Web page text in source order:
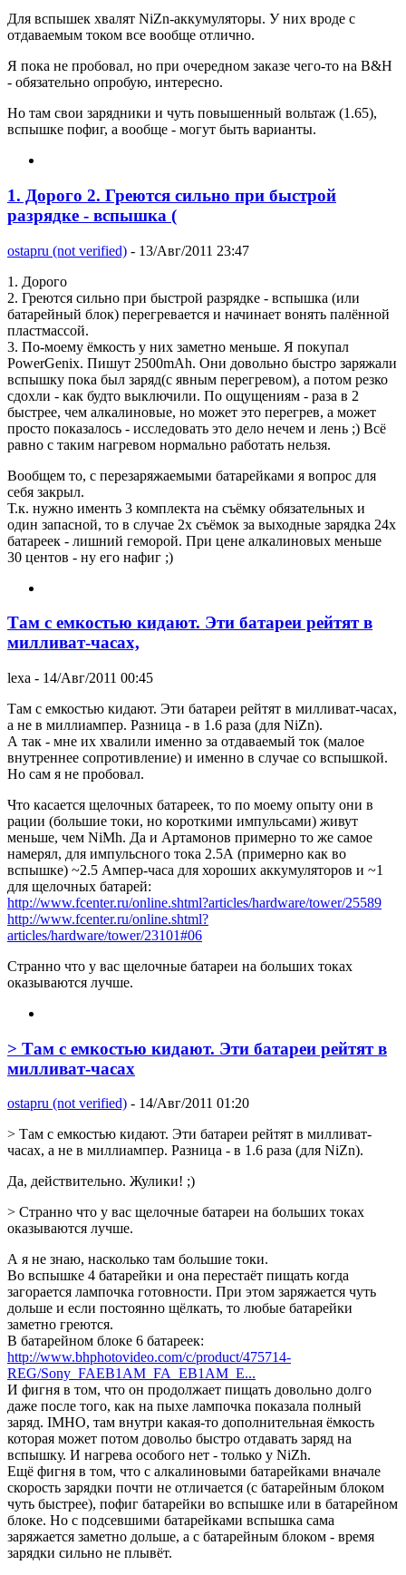
Для вспышек хвалят NiZn-аккумуляторы. У них вроде с
отдаваемым током все вообще отлично.
Я пока не пробовал, но при очередном заказе чего-то на B&H
- обязательно опробую, интересно.
Но там свои зарядники и чуть повышенный вольтаж (1.65),
вспышке пофиг, а вообще - могут быть варианты.
1. Дорого 2. Греются сильно при быстрой
разрядке - вспышка (
ostapru (not verified) - 13/Авг/2011 23:47
1. Дорого
2. Греются сильно при быстрой разрядке - вспышка (или
батарейный блок) перегревается и начинает вонять палённой
пластмассой.
3. По-моему ёмкость у них заметно меньше. Я покупал
PowerGenix. Пишут 2500mAh. Они довольно быстро заряжали
вспышку пока был заряд(с явным перегревом), а потом резко
сдохли - как будто выключили. По ощущениям - раза в 2
быстрее, чем алкалиновые, но может это перегрев, а может
просто показалось - исследовать это дело нечем и лень ;) Всё
равно с таким нагревом нормально работать нельзя.
Вообщем то, с перезаряжаемыми батарейками я вопрос для
себя закрыл.
Т.к. нужно именть 3 комплекта на съёмку обязательных и
один запасной, то в случае 2х съёмок за выходные зарядка 24х
батареек - лишний геморой. При цене алкалиновых меньше
30 центов - ну его нафиг ;)
Там с емкостью кидают. Эти батареи рейтят в
милливат-часах,
lexa - 14/Авг/2011 00:45
Там с емкостью кидают. Эти батареи рейтят в милливат-часах,
а не в миллиампер. Разница - в 1.6 раза (для NiZn).
А так - мне их хвалили именно за отдаваемый ток (малое
внутреннее сопротивление) и именно в случае со вспышкой.
Но сам я не пробовал.
Что касается щелочных батареек, то по моему опыту они в
рации (большие токи, но короткими импульсами) живут
меньше, чем NiMh. Да и Артамонов примерно то же самое
намерял, для импульсного тока 2.5А (примерно как во
вспышке) ~2.5 Ампер-часа для хороших аккумуляторов и ~1
для щелочных батарей:
http://www.fcenter.ru/online.shtml?articles/hardware/tower/25589
http://www.fcenter.ru/online.shtml?
articles/hardware/tower/23101#06
Странно что у вас щелочные батареи на больших токах
оказываются лучше.
> Там с емкостью кидают. Эти батареи рейтят в
милливат-часах
ostapru (not verified) - 14/Авг/2011 01:20
> Там с емкостью кидают. Эти батареи рейтят в милливат-
часах, а не в миллиампер. Разница - в 1.6 раза (для NiZn).
Да, действительно. Жулики! ;)
> Странно что у вас щелочные батареи на больших токах
оказываются лучше.
А я не знаю, насколько там большие токи.
Во вспышке 4 батарейки и она перестаёт пищать когда
загорается лампочка готовности. При этом заряжается чуть
дольше и если постоянно щёлкать, то любые батарейки
заметно греются.
В батарейном блоке 6 батареек:
http://www.bhphotovideo.com/c/product/475714-
REG/Sony_FAEB1AM_FA_EB1AM_E...
И фигня в том, что он продолжает пищать довольно долго
даже после того, как на пыхе лампочка показала полный
заряд. IMHO, там внутри какая-то дополнительная ёмкость
которая может потом довольо быстро отдавать заряд на
вспышку. И нагрева особого нет - только у NiZh.
Ещё фигня в том, что с алкалиновыми батарейками вначале
скорость зарядки почти не отличается (с батарейным блоком
чуть быстрее), пофиг батарейки во вспышке или в батарейном
блоке. Но с подсевшими батарейками вспышка сама
заряжается заметно дольше, а с батарейным блоком - время
зарядки сильно не плывёт.